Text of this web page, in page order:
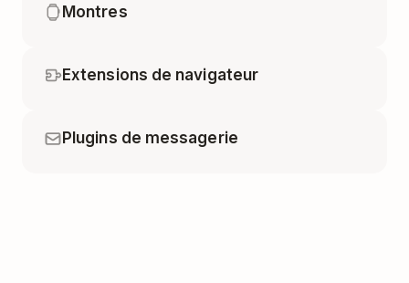
Montres
Extensions de navigateur
Plugins de messagerie